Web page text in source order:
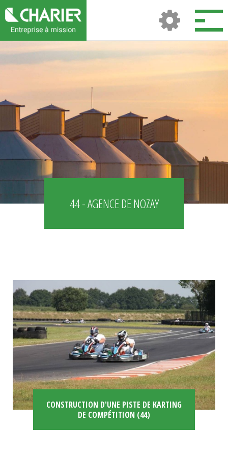
44 - AGENCE DE NOZAY
CONSTRUCTION D'UNE PISTE DE KARTING
DE COMPÉTITION (44)